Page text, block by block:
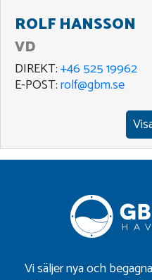
ROLF HANSSON
VD
DIREKT:+46 525 19962
E-POST:rolf@gbm.se
Vi säljer nya och